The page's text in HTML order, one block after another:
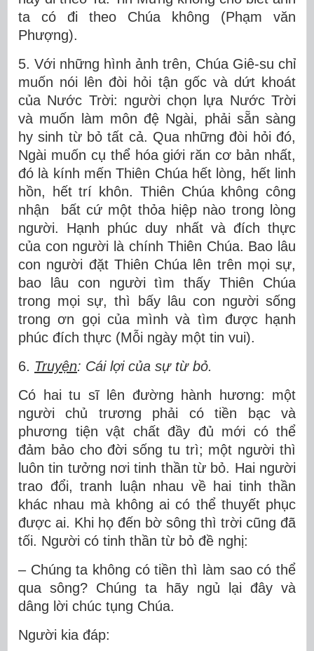
ta có đi theo Chúa không (Phạm văn
Phượng).
5. Với những hình ảnh trên, Chúa Giê-su chỉ
muốn nói lên đòi hỏi tận gốc và dứt khoát
của Nước Trời: người chọn lựa Nước Trời
và muốn làm môn đệ Ngài, phải sẵn sàng
hy sinh từ bỏ tất cả. Qua những đòi hỏi đó,
Ngài muốn cụ thể hóa giới răn cơ bản nhất,
đó là kính mến Thiên Chúa hết lòng, hết linh
hồn, hết trí khôn. Thiên Chúa không công
nhận bất cứ một thỏa hiệp nào trong lòng
người. Hạnh phúc duy nhất và đích thực
của con người là chính Thiên Chúa. Bao lâu
con người đặt Thiên Chúa lên trên mọi sự,
bao lâu con người tìm thấy Thiên Chúa
trong mọi sự, thì bấy lâu con người sống
trong ơn gọi của mình và tìm được hạnh
phúc đích thực (Mỗi ngày một tin vui).
6. Truyện: Cái lợi của sự từ bỏ.
Có hai tu sĩ lên đường hành hương: một
người chủ trương phải có tiền bạc và
phương tiện vật chất đầy đủ mới có thể
đảm bảo cho đời sống tu trì; một người thì
luôn tin tưởng nơi tinh thần từ bỏ. Hai người
trao đổi, tranh luận nhau về hai tinh thần
khác nhau mà không ai có thể thuyết phục
được ai. Khi họ đến bờ sông thì trời cũng đã
tối. Người có tinh thần từ bỏ đề nghị:
– Chúng ta không có tiền thì làm sao có thể
qua sông? Chúng ta hãy ngủ lại đây và
dâng lời chúc tụng Chúa.
Người kia đáp: